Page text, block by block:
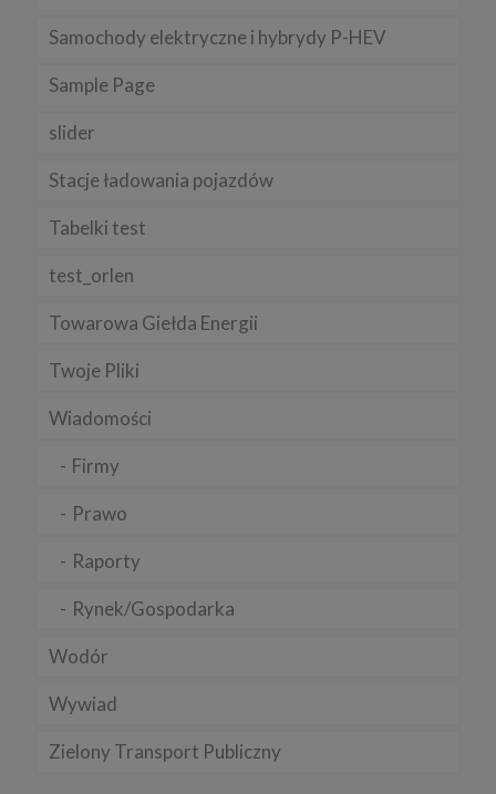
Samochody elektryczne i hybrydy P-HEV
Sample Page
slider
Stacje ładowania pojazdów
Tabelki test
test_orlen
Towarowa Giełda Energii
Twoje Pliki
Wiadomości
Firmy
Prawo
Raporty
Rynek/Gospodarka
Wodór
Wywiad
Zielony Transport Publiczny
zamieszczenie w serwisie jej nowej wersji.